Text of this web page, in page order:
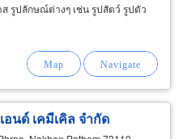
รูปลักษณ์ต่างๆ เช่น รูปสัตว์ รูปตัว
นด์ เคมีเคิล จำกัด